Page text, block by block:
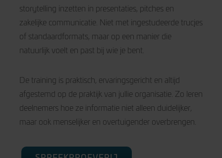
storytelling inzetten in presentaties, pitches en
zakelijke communicatie. Niet met ingestudeerde trucjes
of standaardformats, maar op een manier die
natuurlijk voelt en past bij wie je bent.
De training is praktisch, ervaringsgericht en altijd
afgestemd op de praktijk van jullie organisatie. Zo leren
deelnemers hoe ze informatie niet alleen duidelijker,
maar ook menselijker en overtuigender overbrengen.